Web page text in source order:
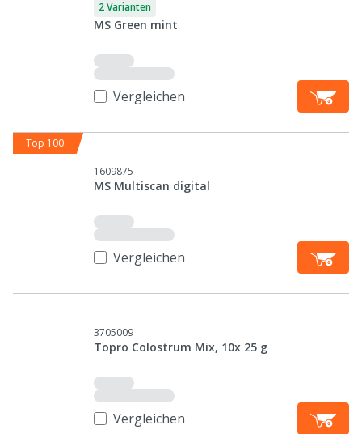
2 Varianten
MS Green mint
Vergleichen
Top 100
1609875
MS Multiscan digital
Vergleichen
3705009
Topro Colostrum Mix, 10x 25 g
Vergleichen